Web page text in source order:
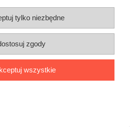
Informacje
O nas
682 Warszawa, woj. mazowieckie ||
tylko niezbędne
zgody
wszystkie